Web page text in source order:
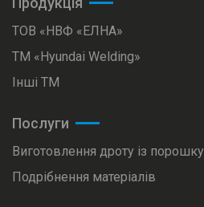
ТОВ «НВФ «ЕЛНА»
ТМ «Hyundai Welding»
Інші ТМ
Послуги
Виготовлення дроту із порошку
Подрібнення матеріалів